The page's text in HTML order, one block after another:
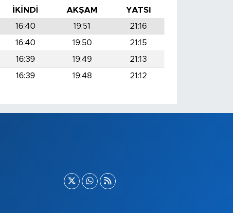
İKINDI AKŞAM
YATSI
16:40 19:51
21:16
16:40 19:50
21:15
16:39 19:49
21:13
16:39 19:48 21:12